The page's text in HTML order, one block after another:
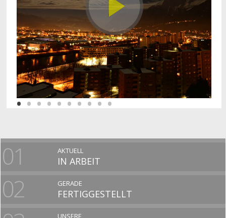
01 AKTUELL
IN ARBEIT
02 GERADE
FERTIGGESTELLT
UNSERE